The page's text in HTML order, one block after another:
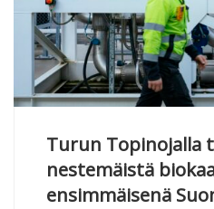
Turun Topinojalla
nestemäistä
ensimmäisenä